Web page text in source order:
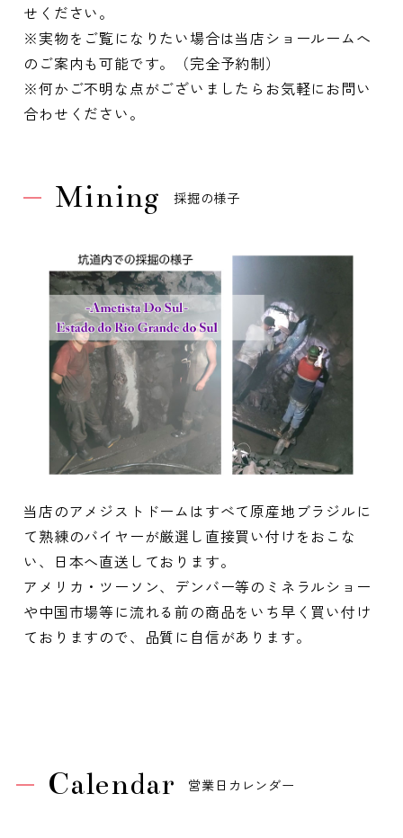
せください。
※実物をご覧になりたい場合は当店ショールームへ
のご案内も可能です。（完全予約制）
※何かご不明な点がございましたらお気軽にお問い
合わせください。
Mining 採掘の様子
当店のアメジストドームはすべて原産地ブラジルに
て熟練のバイヤーが厳選し直接買い付けをおこな
い、日本へ直送しております。
アメリカ・ツーソン、デンバー等のミネラルショー
や中国市場等に流れる前の商品をいち早く買い付け
ておりますので、品質に自信があります。
Calendar 営業日カレンダー